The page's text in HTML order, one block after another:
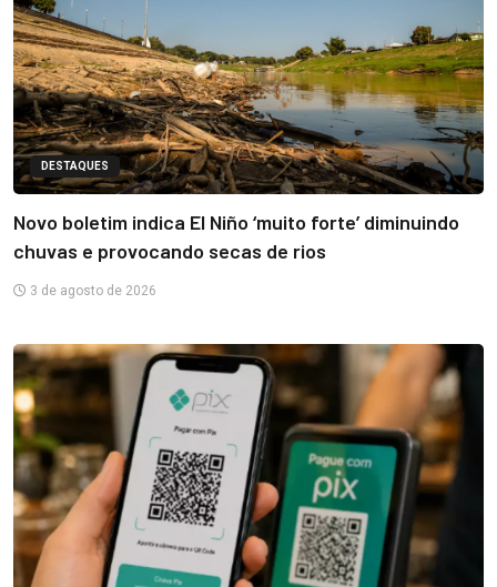
DESTAQUES
Novo boletim indica El Niño ‘muito forte’ diminuindo
chuvas e provocando secas de rios
3 de agosto de 2026